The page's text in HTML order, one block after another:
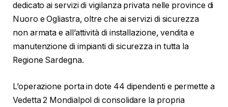
dedicato ai servizi di vigilanza privata nelle province di
Nuoro e Ogliastra, oltre che ai servizi di sicurezza
non armata e all’attività di installazione, vendita e
manutenzione di impianti di sicurezza in tutta la
Regione Sardegna.
L’operazione porta in dote 44 dipendenti e permette a
Vedetta 2 Mondialpol di consolidare la propria